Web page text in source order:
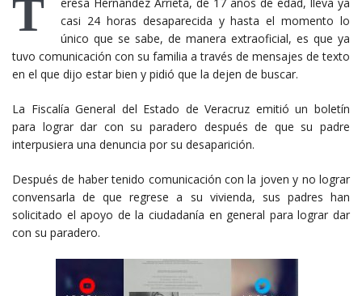
T
casi 24 horas desaparecida y hasta el momento lo
único que se sabe, de manera extraoficial, es que ya
tuvo comunicación con su familia a través de mensajes de texto
en el que dijo estar bien y pidió que la dejen de buscar.
La Fiscalía General del Estado de Veracruz emitió un boletín
para lograr dar con su paradero después de que su padre
interpusiera una denuncia por su desaparición.
Después de haber tenido comunicación con la joven y no lograr
convensarla de que regrese a su vivienda, sus padres han
solicitado el apoyo de la ciudadanía en general para lograr dar
con su paradero.